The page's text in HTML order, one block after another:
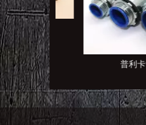
卡管
普利卡管